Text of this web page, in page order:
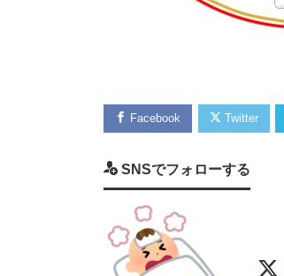
Facebook Twitter
SNSでフォローする